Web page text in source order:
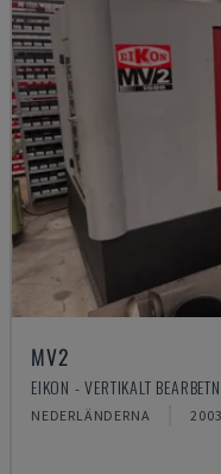
MV2
EIKON - VERTIKALT
NEDERLÄNDERNA 2003